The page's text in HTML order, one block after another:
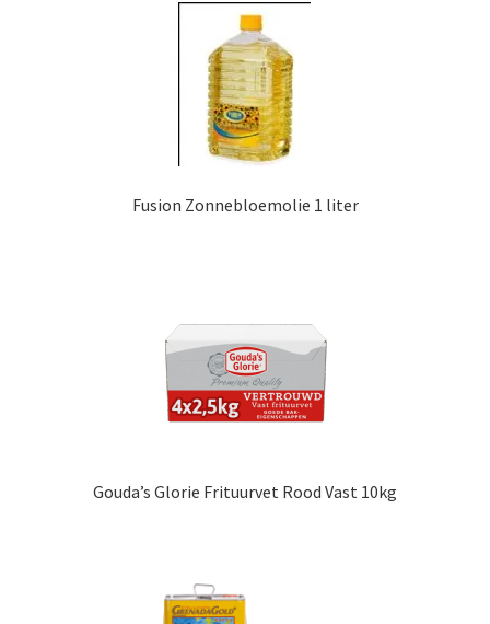
Fusion Zonnebloemolie 1 liter
Gouda’s Glorie Frituurvet Rood Vast 10kg